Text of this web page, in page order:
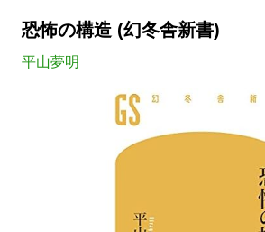
恐怖の構造 (幻冬舎新書)
平山夢明